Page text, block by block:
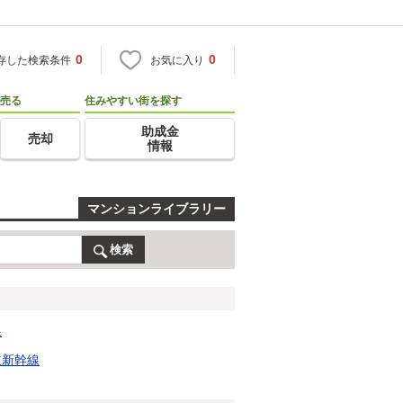
した検索条件 0 お気に入り 0
売る
売却
住みやすい街を探す
助成金
情報
マンションライブラリー
検索
幹線